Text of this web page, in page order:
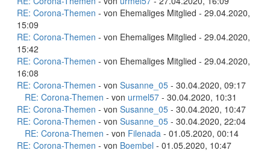
RE: Corona-Themen - von Ehemaliges Mitglied - 29.04.2020,
15:09
RE: Corona-Themen - von Ehemaliges Mitglied - 29.04.2020,
15:42
RE: Corona-Themen - von Ehemaliges Mitglied - 29.04.2020,
16:08
RE: Corona-Themen - von Susanne_05 - 30.04.2020, 09:17
RE: Corona-Themen - von urmel57 - 30.04.2020, 10:31
RE: Corona-Themen - von Susanne_05 - 30.04.2020, 10:47
RE: Corona-Themen - von Susanne_05 - 30.04.2020, 22:04
RE: Corona-Themen - von Filenada - 01.05.2020, 00:14
RE: Corona-Themen - von Boembel - 01.05.2020, 10:47